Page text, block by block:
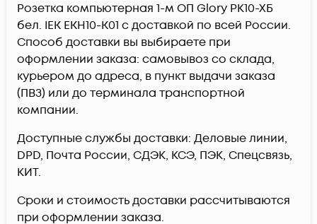
Розетка компьютерная 1-м ОП Glory РК10-ХБ
бел. IEK EKH10-K01 c доставкой по всей России.
Способ доставки вы выбираете при
оформлении заказа: самовывоз со склада,
курьером до адреса, в пункт выдачи заказа
(ПВЗ) или до терминала транспортной
компании.
Доступные службы доставки: Деловые линии,
DPD, Почта России, СДЭК, КСЭ, ПЭК, Спецсвязь,
КИТ.
Сроки и стоимость доставки рассчитываются
при оформлении заказа.